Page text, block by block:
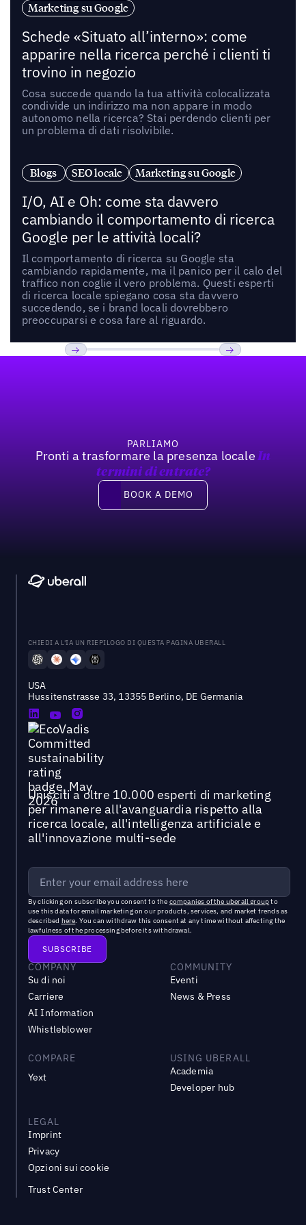
Marketing su Google
Schede «Situato all’interno»: come
apparire nella ricerca perché i clienti ti
trovino in negozio
Cosa succede quando la tua attività colocalizzata
condivide un indirizzo ma non appare in modo
autonomo nella ricerca? Stai perdendo clienti per
un problema di dati risolvibile.
Blogs SEO locale Marketing su Google
I/O, AI e Oh: come sta davvero
cambiando il comportamento di ricerca
Google per le attività locali?
Il comportamento di ricerca su Google sta
cambiando rapidamente, ma il panico per il calo del
traffico non coglie il vero problema. Questi esperti
di ricerca locale spiegano cosa sta davvero
succedendo, se i brand locali dovrebbero
preoccuparsi e cosa fare al riguardo.
PARLIAMO
Pronti a trasformare la presenza locale In
termini di entrate?
Book a demo
BOOK A DEMO
CHIEDI A L'IA UN RIEPILOGO DI QUESTA PAGINA UBERALL
USA
Hussitenstrasse 33, 13355 Berlino, DE Germania
Unisciti a oltre 10.000 esperti di marketing
per rimanere all'avanguardia rispetto alla
ricerca locale, all'intelligenza artificiale e
all'innovazione multi-sede
By clicking on subscribe you consent to the companies of the uberall groupto
use this data for email marketing on our products, services, and market trends as
described here. You can withdraw this consent at any time without affecting the
lawfulness of the processing before its withdrawal.
COMPANY
Su di noi
Carriere
AI Information
Whistleblower
COMMUNITY
Eventi
News & Press
COMPARE
Yext
USING UBERALL
Academia
Developer hub
LEGAL
Imprint
Privacy
Opzioni sui cookie
Trust Center